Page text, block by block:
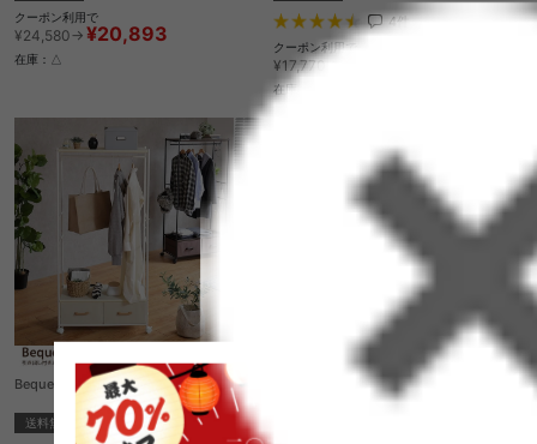
クーポン利用で
¥24,580→ ¥20,893
在庫：△
4件
クーポン利用で
¥17,770→
在庫：△
Bequem 引き出し付きハンガーラック
送料無料
【幅45cm】 Rossini キッズハンガー